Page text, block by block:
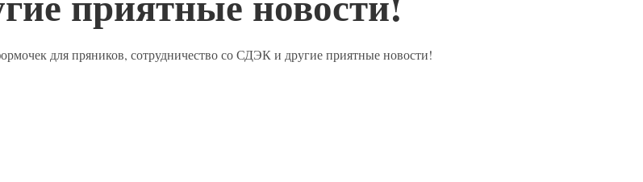
для пряников, сотрудничество со СДЭК и другие приятные новости!